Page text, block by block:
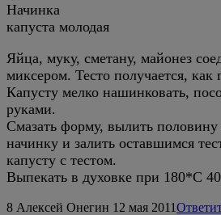
Начинка
капуста молодая
Яйца, муку, сметану, майонез
миксером. Тесто получается, как
Капусту мелко нашинковать,
руками.
Смазать форму, вылить половину
начинку и залить оставшимся
капусту с тестом.
Выпекать в духовке при 180*С
8 Алексей Онегин 12 мая 2011